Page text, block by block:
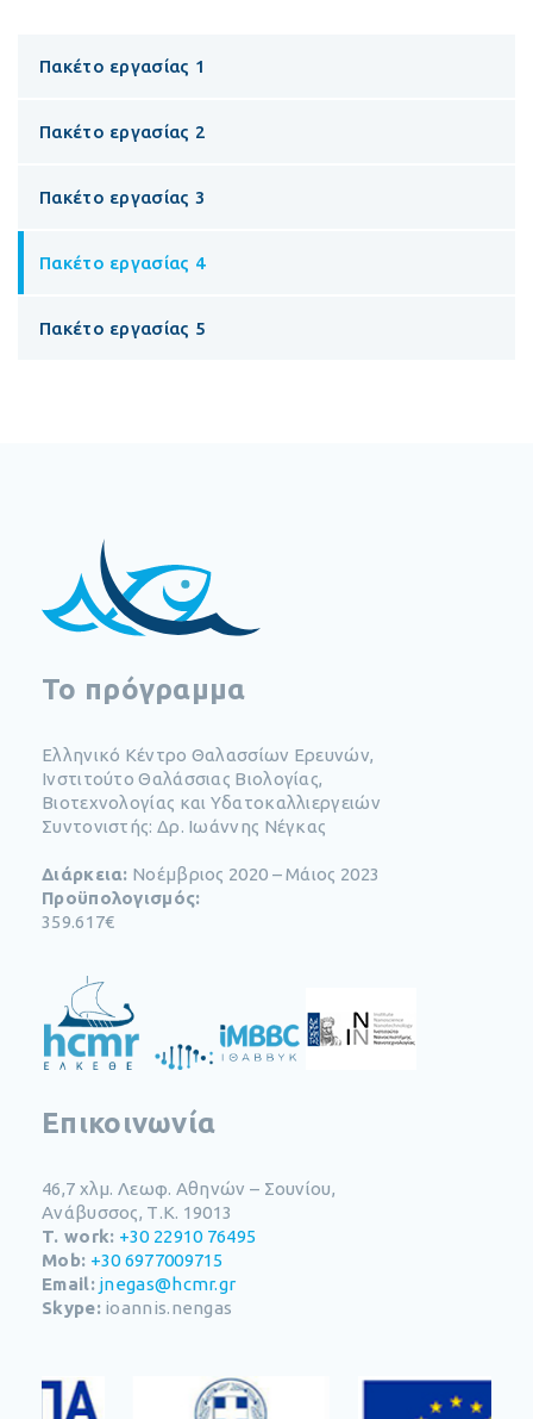
Πακέτο εργασίας 1
Πακέτο εργασίας 2
Πακέτο εργασίας 3
Πακέτο εργασίας 4
Πακέτο εργασίας 5
To πρόγραμμα
Ελληνικό Κέντρο Θαλασσίων Ερευνών,
Ινστιτούτο Θαλάσσιας Βιολογίας,
Βιοτεχνολογίας και Υδατοκαλλιεργειών
Συντονιστής: Δρ. Ιωάννης Νέγκας
Διάρκεια: Νοέμβριος 2020 – Μάιος 2023
Προϋπολογισμός:
359.617€
Επικοινωνία
46,7 χλμ. Λεωφ. Αθηνών – Σουνίου​,
Ανάβυσσος, Τ.Κ. 19013
T. work: +30 22910 76495
Mob: +30 6977009715
Email: jnegas@hcmr.gr
Skype:ioannis.nengas